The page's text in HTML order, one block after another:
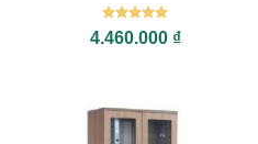
Được xếp
hạng55
4.460.000 ₫